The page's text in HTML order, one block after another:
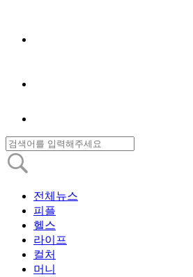
전체뉴스
피플
헬스
라이프
컬처
머니